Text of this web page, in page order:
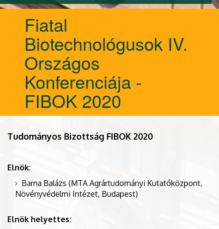
Fiatal
Biotechnológusok IV.
Országos
Konferenciája -
FIBOK 2020
Tudományos Bizottság FIBOK 2020
Elnök:
Barna Balázs (MTA Agrártudományi Kutatóközpont,
Növényvédelmi Intézet, Budapest)
Elnök helyettes: